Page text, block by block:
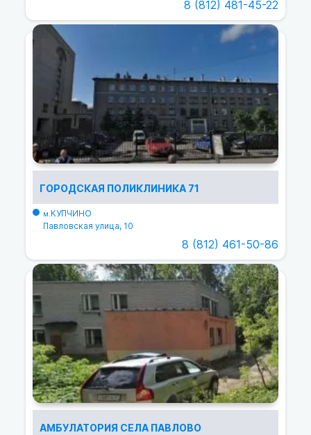
8 (812) 481-45-22
ГОРОДСКАЯ ПОЛИКЛИНИКА 71
м.КУПЧИНО
Павловская улица, 10
8 (812) 461-50-86
АМБУЛАТОРИЯ СЕЛА ПАВЛОВО